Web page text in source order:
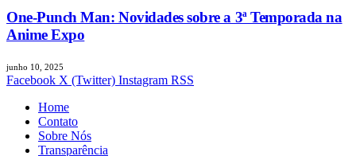
One-Punch Man: Novidades sobre a 3ª Temporada na
Anime Expo
junho 10, 2025
Facebook X (Twitter) Instagram RSS
Home
Contato
Sobre Nós
Transparência